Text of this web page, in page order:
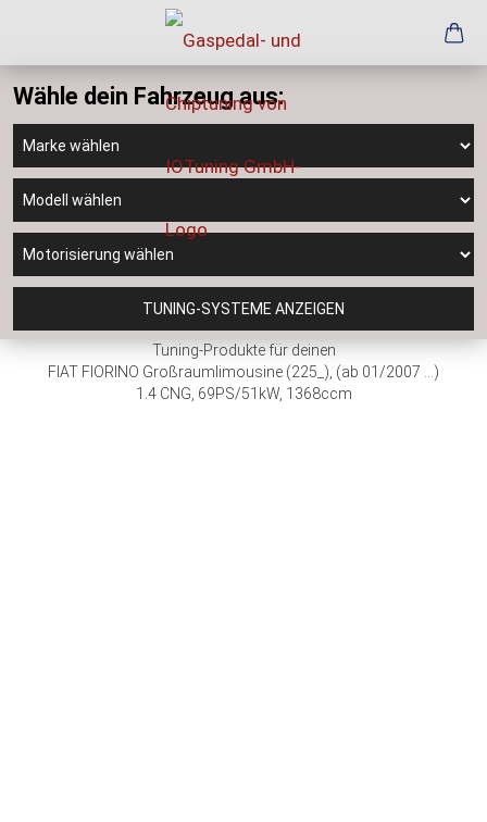
Wähle dein Fahrzeug aus:
TUNING-SYSTEME ANZEIGEN
Tuning-Produkte für deinen
FIAT FIORINO Großraumlimousine (225_), (ab 01/2007 ...)
1.4 CNG, 69PS/51kW, 1368ccm